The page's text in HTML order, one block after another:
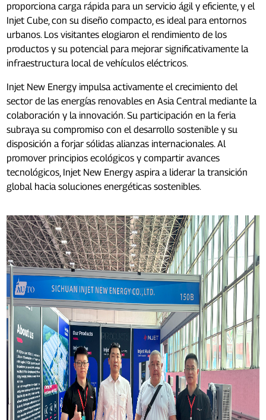
proporciona carga rápida para un servicio ágil y eficiente, y el
Injet Cube, con su diseño compacto, es ideal para entornos
urbanos. Los visitantes elogiaron el rendimiento de los
productos y su potencial para mejorar significativamente la
infraestructura local de vehículos eléctricos.
Injet New Energy impulsa activamente el crecimiento del
sector de las energías renovables en Asia Central mediante la
colaboración y la innovación. Su participación en la feria
subraya su compromiso con el desarrollo sostenible y su
disposición a forjar sólidas alianzas internacionales. Al
promover principios ecológicos y compartir avances
tecnológicos, Injet New Energy aspira a liderar la transición
global hacia soluciones energéticas sostenibles.